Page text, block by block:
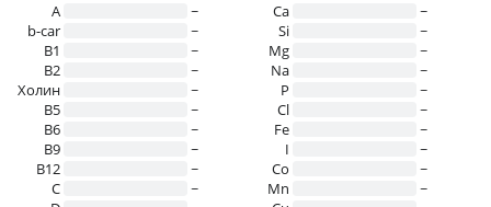
A
~
b-car
~
В1
~
B2
~
Холин
~
B5
~
B6
~
B9
~
B12
~
C
~
Ca
~
Si
~
Mg
~
Na
~
P
~
Cl
~
Fe
~
I
~
Co
~
Mn
~